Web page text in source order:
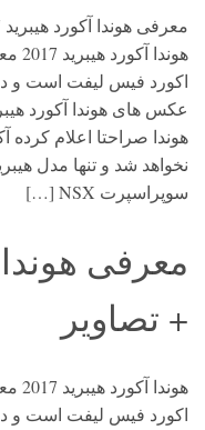
معرفی هوندا آکورد هیبرید 2017 + تصاویر
اکورد فیس لیفت است و
هوندا صراحتا اعلام
نخواهد شد و تنها مدل
سوپراسپرت NSX […]
+ تصاویر
اکورد فیس لیفت است و